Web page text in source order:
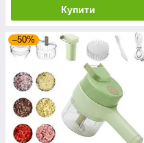
Купити
–50%